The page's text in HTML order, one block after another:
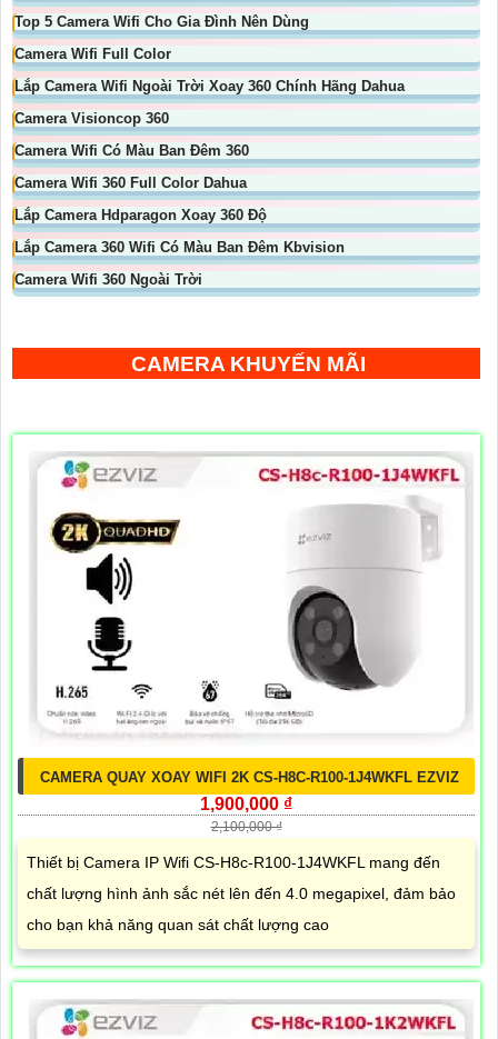
Top 5 Camera Wifi Cho Gia Đình Nên Dùng
Camera Wifi Full Color
Lắp Camera Wifi Ngoài Trời Xoay 360 Chính Hãng Dahua
Camera Visioncop 360
Camera Wifi Có Màu Ban Đêm 360
Camera Wifi 360 Full Color Dahua
Lắp Camera Hdparagon Xoay 360 Độ
Lắp Camera 360 Wifi Có Màu Ban Đêm Kbvision
Camera Wifi 360 Ngoài Trời
CAMERA KHUYẾN MÃI
CAMERA QUAY XOAY WIFI 2K CS-H8C-R100-1J4WKFL EZVIZ
1,900,000 ₫
2,100,000 ₫
Thiết bị Camera IP Wifi CS-H8c-R100-1J4WKFL mang đến
chất lượng hình ảnh sắc nét lên đến 4.0 megapixel, đảm bảo
cho bạn khả năng quan sát chất lượng cao